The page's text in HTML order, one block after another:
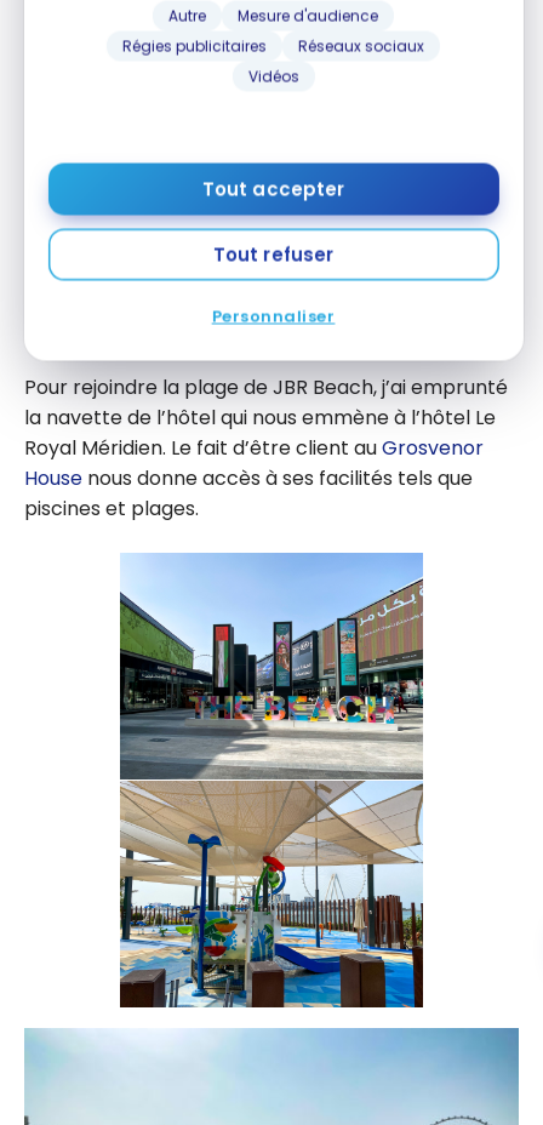
Autre
Mesure d'audience
Régies publicitaires
Réseaux sociaux
Vidéos
Tout accepter
Tout refuser
Personnaliser
aimeraient magasiner. Il faut dire que Dubai ne
manque pas de grands centres commerciaux. Et
d’ailleurs, j’en ai vu un nouveau en construction lors
On peut penser que se déplacer à pied vers le côté
Est de la Marina est facile mais non! Peut-être dans
le futur crééront-ils un accès pour les piétons? En
Ouest pour aller à l’Est.
Pour rejoindre la plage de JBR Beach, j’ai emprunté
la navette de l’hôtel qui nous emmène à l’hôtel Le
Royal Méridien. Le fait d’être client auGrosvenor
House nous donne accès à ses facilités tels que
piscines et plages.